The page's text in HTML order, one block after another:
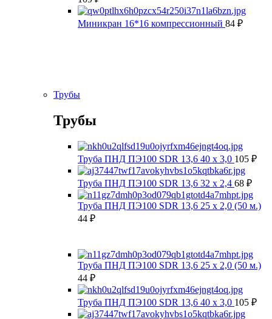
Миникран 16*16 компрессионный 84 ₽
Трубы
Трубы
Труба ПНД ПЭ100 SDR 13,6 40 х 3,0 105 ₽
Труба ПНД ПЭ100 SDR 13,6 32 х 2,4 68 ₽
Труба ПНД ПЭ100 SDR 13,6 25 х 2,0 (50 м.)
44 ₽
Труба ПНД ПЭ100 SDR 13,6 25 х 2,0 (50 м.)
44 ₽
Труба ПНД ПЭ100 SDR 13,6 40 х 3,0 105 ₽